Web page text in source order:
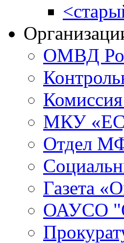
ОМВД
МКУ
Отдел
Газета
ОАУСО